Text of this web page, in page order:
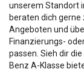
unserem Standort
beraten dich gerne
Angeboten und
Finanzierungs-
passen. Sieh dir
Benz A-Klasse